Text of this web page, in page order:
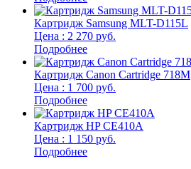
Картридж Samsung MLT-D115L
Цена : 2 270 руб.
Подробнее
Картридж Canon Cartridge 718M
Цена : 1 700 руб.
Подробнее
Картридж HP CE410A
Цена : 1 150 руб.
Подробнее